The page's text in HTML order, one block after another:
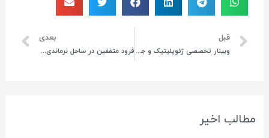
قبل
وبینار تخصصی ژئوپلیتیک و جام جهانی فوتبال: قدرت نرم، دیپلماسی و رقابت دولت‌ها در نظام بین‌المللی با ابزار ورزش
بعدی
فرود متفقین در ساحل نرماندی و درس هایی برای ایران
مطالب اخیر